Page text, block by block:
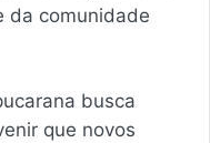
da comunidade
busca
que novos